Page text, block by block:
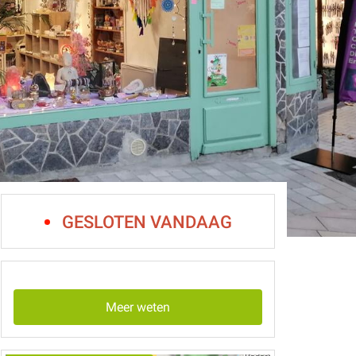
GESLOTEN VANDAAG
Meer weten